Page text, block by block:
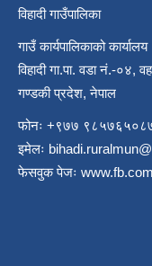
विहादी गाउँपालिका
गाउँ कार्यपालिकाको कार्यालय
विहादी गा.पा. वडा नं.-०४,
गण्डकी प्रदेश, नेपाल
फोनः +९७७
इमेलः
फेसवुक पेजः